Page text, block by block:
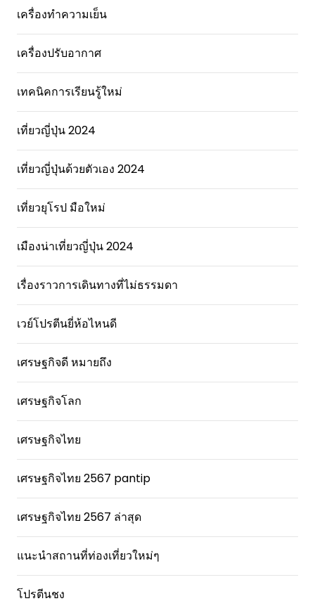
เครื่องทำความเย็น
เครื่องปรับอากาศ
เทคนิคการเรียนรู้ใหม่
เที่ยวญี่ปุ่น 2024
เที่ยวญี่ปุ่นด้วยตัวเอง 2024
เที่ยวยุโรป มือใหม่
เมืองน่าเที่ยวญี่ปุ่น 2024
เรื่องราวการเดินทางที่ไม่ธรรมดา
เวย์โปรตีนยี่ห้อไหนดี
เศรษฐกิจดี หมายถึง
เศรษฐกิจโลก
เศรษฐกิจไทย
เศรษฐกิจไทย 2567 pantip
เศรษฐกิจไทย 2567 ล่าสุด
แนะนำสถานที่ท่องเที่ยวใหม่ๆ
โปรตีนชง